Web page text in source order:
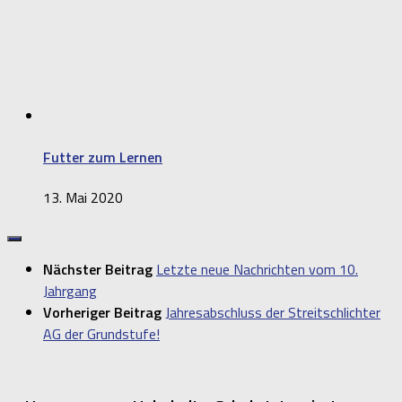
Futter zum Lernen
13. Mai 2020
Nächster Beitrag Letzte neue Nachrichten vom 10.
Jahrgang
Vorheriger BeitragJahresabschluss der Streitschlichter
AG der Grundstufe!